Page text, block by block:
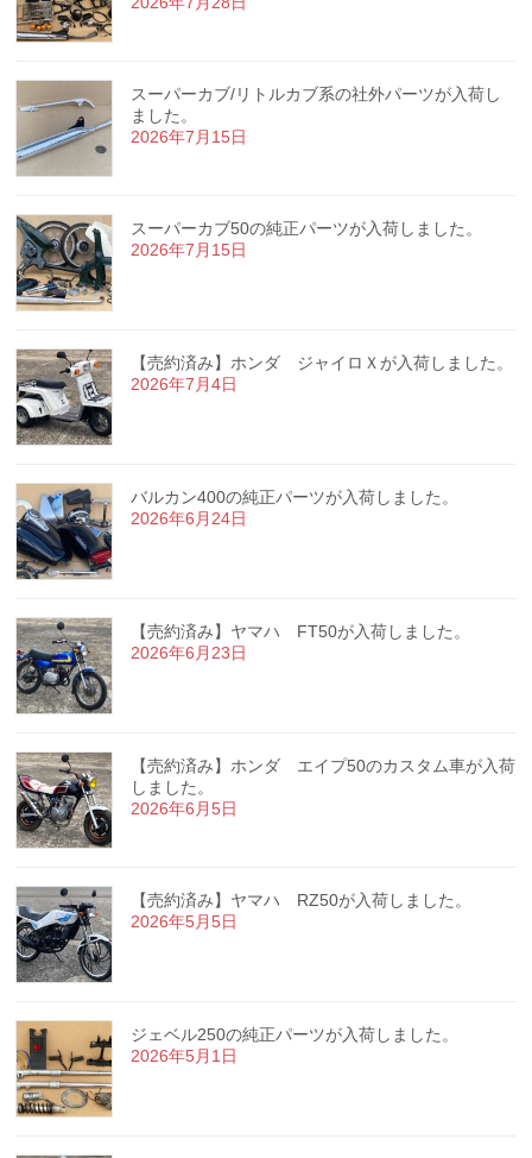
スーパーカブ/リトルカブ系の社外パーツが入荷し
ました。
2026年7月15日
スーパーカブ50の純正パーツが入荷しました。
2026年7月15日
【売約済み】ホンダ ジャイロＸが入荷しました。
2026年7月4日
バルカン400の純正パーツが入荷しました。
2026年6月24日
【売約済み】ヤマハ FT50が入荷しました。
2026年6月23日
【売約済み】ホンダ エイプ50のカスタム車が入荷
しました。
2026年6月5日
【売約済み】ヤマハ RZ50が入荷しました。
2026年5月5日
ジェベル250の純正パーツが入荷しました。
2026年5月1日